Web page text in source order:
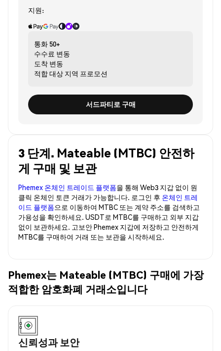
지원:
통화 50+
수수료 변동
도착 변동
적합 대상 지역 프로모션
서드파티로 구매
3 단계. Mateable (MTBC) 안전하
게 구매 및 보관
Phemex 온체인 트레이드 플랫폼을 통해 Web3 지갑 없이 원
클릭 온체인 토큰 거래가 가능합니다. 로그인 후 온체인 트레
이드 플랫폼으로 이동하여 MTBC 또는 계약 주소를 검색하고
가용성을 확인하세요. USDT로 MTBC를 구매하고 외부 지갑
없이 보관하세요. 고보안 Phemex 지갑에 저장하고 안전하게
MTBC를 구매하여 거래 또는 보관을 시작하세요.
Phemex는 Mateable (MTBC) 구매에 가장
적합한 암호화폐 거래소입니다
신뢰성과 보안